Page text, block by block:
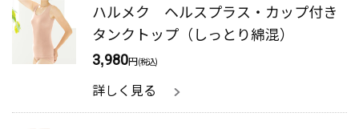
ハルメク ヘルスプラス・カップ付き
タンクトップ（しっとり綿混）
3,980円(税込)
詳しく見る